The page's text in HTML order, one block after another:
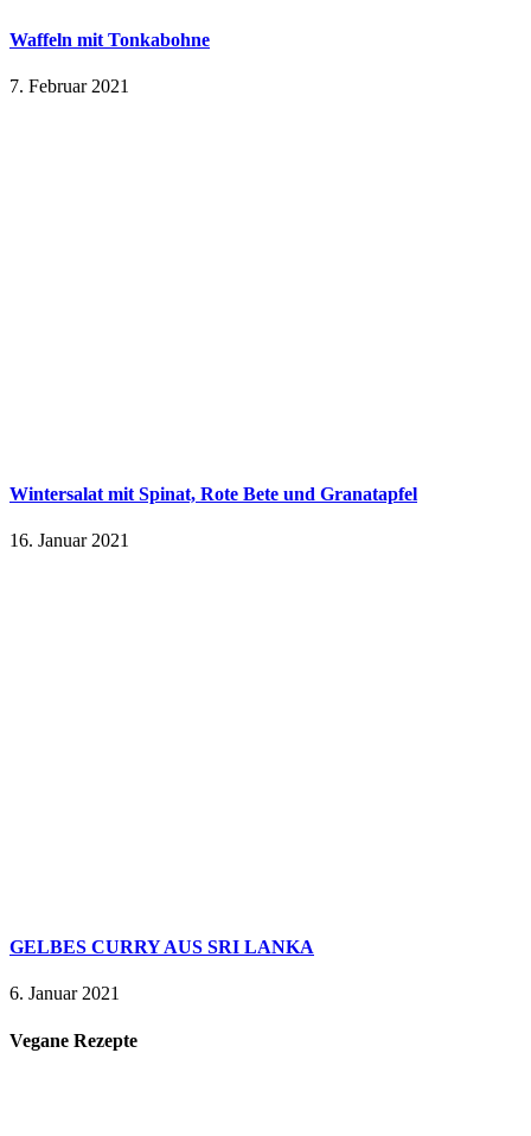
Waffeln mit Tonkabohne
7. Februar 2021
Wintersalat mit Spinat, Rote Bete und Granatapfel
16. Januar 2021
GELBES CURRY AUS SRI LANKA
6. Januar 2021
Vegane Rezepte